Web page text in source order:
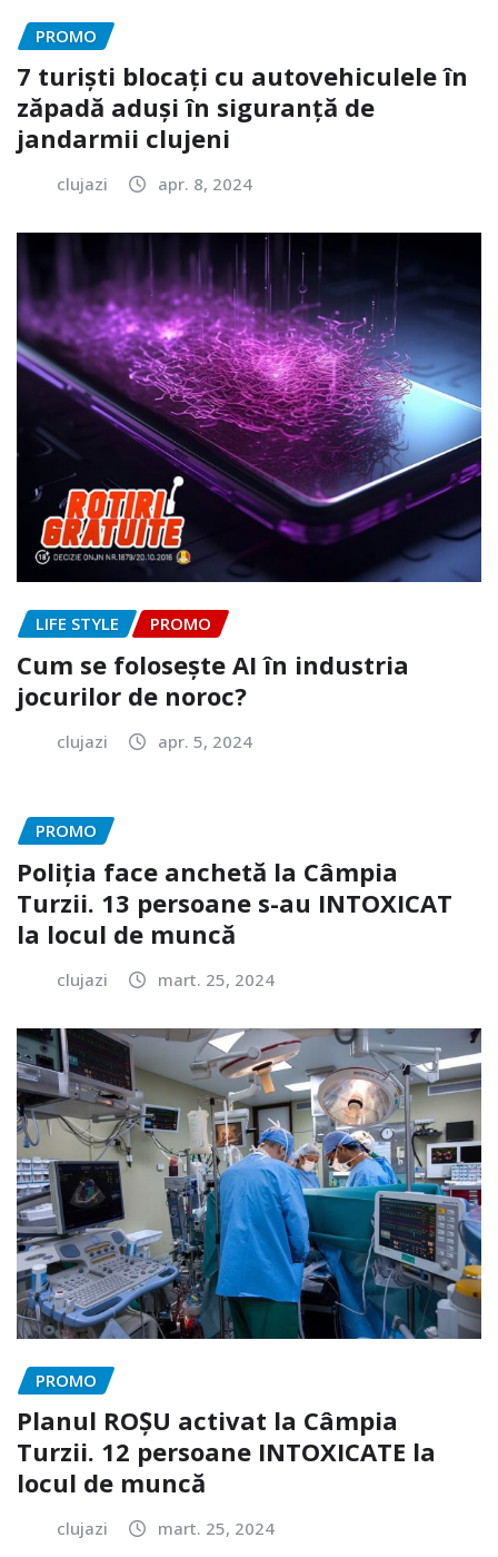
PROMO
7 turiști blocați cu autovehiculele în
zăpadă aduși în siguranță de
jandarmii clujeni
clujazi apr. 8, 2024
LIFE STYLE PROMO
Cum se folosește AI în industria
jocurilor de noroc?
clujazi apr. 5, 2024
PROMO
Poliția face anchetă la Câmpia
Turzii. 13 persoane s-au INTOXICAT
la locul de muncă
clujazi mart. 25, 2024
PROMO
Planul ROȘU activat la Câmpia
Turzii. 12 persoane INTOXICATE la
locul de muncă
clujazi mart. 25, 2024